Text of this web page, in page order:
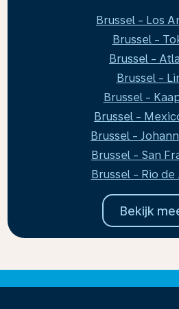
Brussel - Los
Brussel -
Brussel -
Brussel -
Brussel -
Brussel -
Brussel -
Brussel - San
Brussel - Rio de
Bekijk